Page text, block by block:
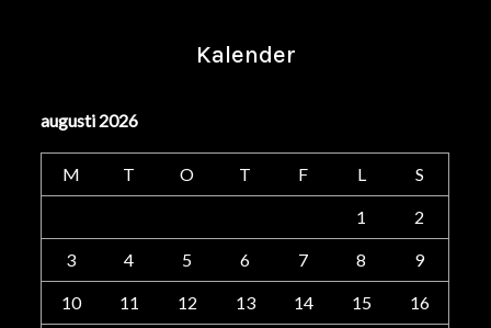
Kalender
augusti 2026
M T O T F L S
1 2
3 4 5 6 7 8 9
10 11 12 13 14 15 16